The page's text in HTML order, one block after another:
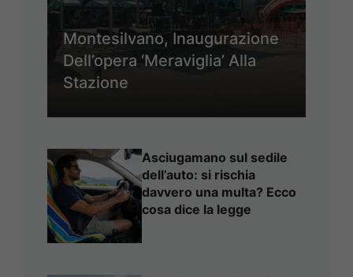
Montesilvano, Inaugurazione
Dell’opera ‘Meraviglia’ Alla
Stazione
Asciugamano sul sedile
dell’auto: si rischia
davvero una multa? Ecco
cosa dice la legge